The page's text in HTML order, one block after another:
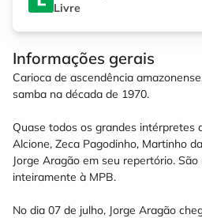
Livre
Informações gerais
Carioca de ascendência
samba na década de 1970.
Quase todos os grandes intérpretes
Alcione, Zeca Pagodinho, Martinho
Jorge Aragão em seu repertório.
inteiramente à MPB.
No dia 07 de julho, Jorge Aragão